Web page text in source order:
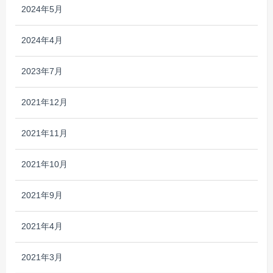
2024年5月
2024年4月
2023年7月
2021年12月
2021年11月
2021年10月
2021年9月
2021年4月
2021年3月